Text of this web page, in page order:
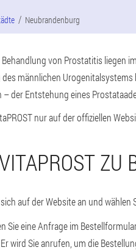
Neubrandenburg
von Prostatitis liegen
männlichen
– der Entstehung eines
nur auf der offiziellen
ZU
auf der Website an und wählen
Sie eine Anfrage im
wird Sie anrufen, um die